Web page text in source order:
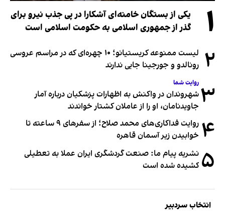
۱
یکی از بستگان خامنه‌ای آشکارا در پی جذب نیرو برای
گذر از جمهوری اسلامی به حکومت اسلامی است
۲
لیست ممنوعه کریستیانو؛ ۱۰ چهره‌ای که در مراسم عروسی
رونالدو و جورجینا جایی ندارند
۳ روایت شما
شهروندان در واکنش به اظهارات پزشکیان درباره آمار
جاویدنامان، او را از عاملان کشتار خواندند
۴
روایت فداکاری‌های محمد صلاح؛ از سفرهای ۹ ساعته تا
خوابیدن زیر آسمان قاهره
۵ نشریه پیام ما: صنعت گردشگری ایران عملا به تعطیلی
کشیده شده است
انتخاب سردبیر